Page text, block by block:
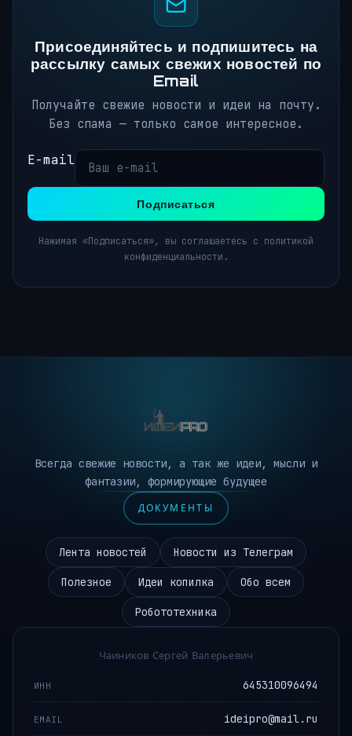
Присоединяйтесь и подпишитесь на
рассылку самых свежих новостей по
Email
Получайте свежие новости и идеи на почту.
Без спама — только самое интересное.
E-mail
Подписаться
Нажимая «Подписаться», вы соглашаетесь с политикой
конфиденциальности.
Всегда свежие новости, а так же идеи, мысли и
фантазии, формирующие будущее
ДОКУМЕНТЫ
Лента новостей Новости из Телеграм
Полезное Идеи копилка Обо всем
Робототехника
Чаиников Сергей Валерьевич
ИНН 645310096494
EMAIL ideipro@mail.ru